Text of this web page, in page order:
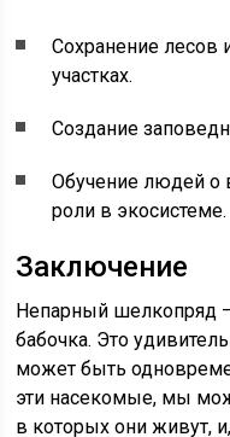
Сохранение лесов
участках.
Создание
Обучение людей о
роли в экосистеме.
Заключение
Непарный шелкопряд
бабочка. Это
может быть
эти насекомые, мы
в которых они живут,